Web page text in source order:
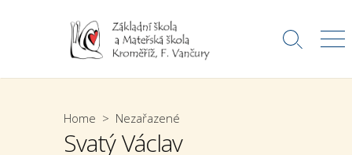
Search
Home > Nezařazené
Svatý Václav